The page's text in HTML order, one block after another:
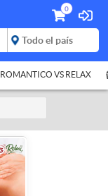
0
ROMANTICO VS RELAX